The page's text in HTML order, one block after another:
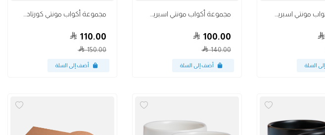
100.00
140.00
110.00
150.00